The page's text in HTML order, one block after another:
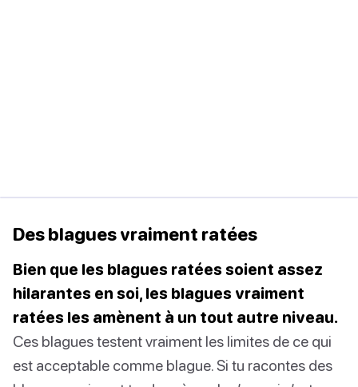
Des blagues vraiment ratées
Bien que les blagues ratées soient assez
hilarantes en soi, les blagues vraiment
ratées les amènent à un tout autre niveau.
Ces blagues testent vraiment les limites de ce qui
est acceptable comme blague. Si tu racontes des